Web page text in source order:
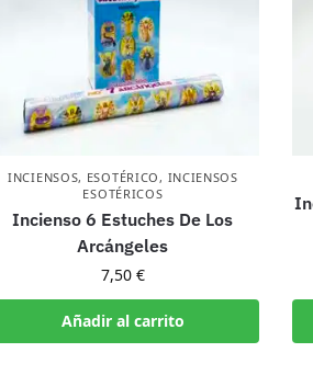
INCIENSOS, ESOTÉRICO, INCIENSOS
ESOTÉRICOS
Incienso 6 Estuches De Los
Arcángeles
7,50 €
Añadir al carrito